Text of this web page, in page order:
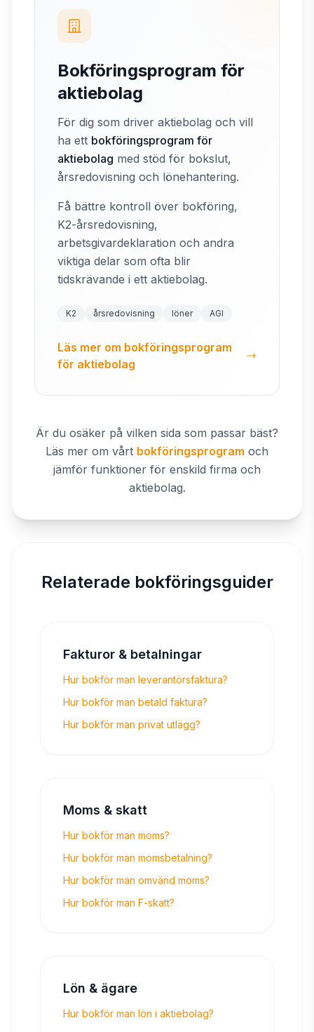
Bokföringsprogram för
aktiebolag
För dig som driver aktiebolag och vill
ha ett bokföringsprogram för
aktiebolag med stöd för bokslut,
årsredovisning och lönehantering.
Få bättre kontroll över bokföring,
K2-årsredovisning,
arbetsgivardeklaration och andra
viktiga delar som ofta blir
tidskrävande i ett aktiebolag.
K2 årsredovisning löner AGI
Läs mer om bokföringsprogram
för aktiebolag
Är du osäker på vilken sida som passar bäst?
Läs mer om vårt bokföringsprogram och
jämför funktioner för enskild firma och
aktiebolag.
Relaterade bokföringsguider
Fakturor & betalningar
Hur bokför man leverantörsfaktura?
Hur bokför man betald faktura?
Hur bokför man privat utlägg?
Moms & skatt
Hur bokför man moms?
Hur bokför man momsbetalning?
Hur bokför man omvänd moms?
Hur bokför man F-skatt?
Lön & ägare
Hur bokför man lön i aktiebolag?